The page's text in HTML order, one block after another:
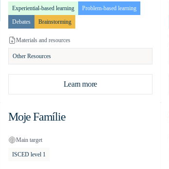
Experiential-based learning
Problem-based learning
Debates
Brainstorming
Materials and resources
Other Resources
Learn more
Moje Famílie
Main target
ISCED level 1